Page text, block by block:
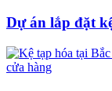
Dự án lắp đặt